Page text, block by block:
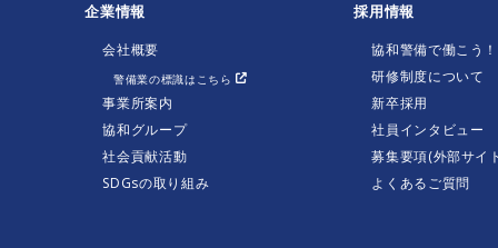
企業情報
会社概要
警備業の標識はこちら
事業所案内
協和グループ
社会貢献活動
SDGsの取り組み
採用情報
協和警備で働こう！
研修制度について
新卒採用
社員インタビュー
募集要項(外部サイ
よくあるご質問